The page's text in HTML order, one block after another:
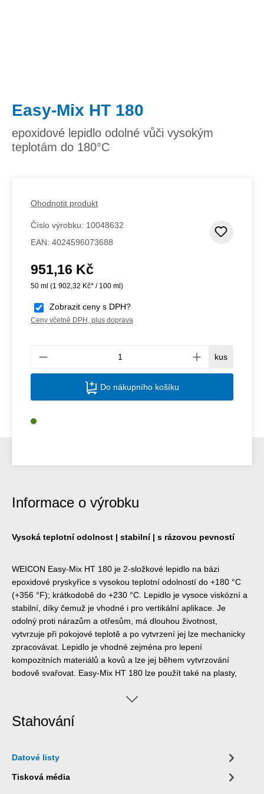
Easy-Mix HT 180
epoxidové lepidlo odolné vůči vysokým
teplotám do 180°C
Ohodnotit produkt
Číslo výrobku: 10048632
EAN: 4024596073688
Běžná cena:
951,16 Kč
50 ml (1 902,32 Kč* / 100 ml)
Zobrazit ceny s DPH?
Ceny včetně DPH, plus doprava
kus
Do nákupního košíku
Informace o výrobku
Vysoká teplotní odolnost | stabilní | s rázovou pevností
WEICON Easy-Mix HT 180 je 2-složkové lepidlo na bázi
epoxidové pryskyřice s vysokou teplotní odolností do +180 °C
(+356 °F); krátkodobě do +230 °C. Lepidlo je vysoce viskózní a
stabilní, díky čemuž je vhodné i pro vertikální aplikace. Je
odolný proti nárazům a otřesům, má dlouhou životnost,
vytvrzuje při pokojové teplotě a po vytvrzení jej lze mechanicky
zpracovávat. Lepidlo je vhodné zejména pro lepení
kompozitních materiálů a kovů a lze jej během vytvrzování
bodově svařovat. Easy-Mix HT 180 lze použít také na plasty,
kde je třeba překonat větší tolerance. Díky speciálním plnivům je
nejméně 0,20 - 0,25 mm. To umožňuje lepení komponentů,
Easy-Mix v 50ml kartuších.
Stahování
Datové listy
Tisková média